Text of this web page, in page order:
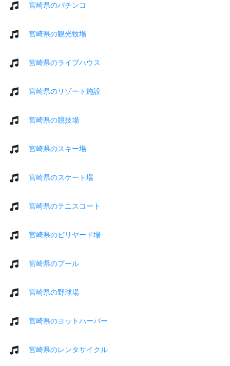
宮崎県のパチンコ
宮崎県の観光牧場
宮崎県のライブハウス
宮崎県のリゾート施設
宮崎県の競技場
宮崎県のスキー場
宮崎県のスケート場
宮崎県のテニスコート
宮崎県のビリヤード場
宮崎県のプール
宮崎県の野球場
宮崎県のヨットハーバー
宮崎県のレンタサイクル